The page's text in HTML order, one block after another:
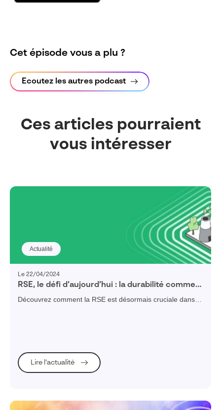
Cet épisode vous a plu ?
Ecoutez les autres podcast
Ces articles pourraient
vous intéresser
Actualité
Le 22/04/2024
RSE, le défi d’aujourd’hui : la durabilité comme
moteur de succès pour les pme industrielles
Découvrez comment la RSE est désormais cruciale dans la
Lire l’actualité